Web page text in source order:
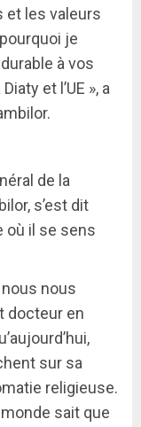
et les valeurs
je
à vos
et l’UE », a
de la
s’est dit
où il se sens
nous
docteur en
sur sa
religieuse.
sait que